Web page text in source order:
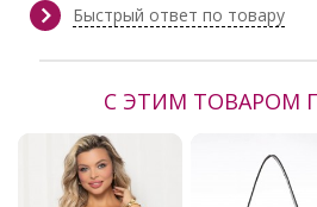
Сезон:
Весна,
Производитель:
Agata
Быстрый ответ по товару
С ЭТИМ ТОВАРОМ